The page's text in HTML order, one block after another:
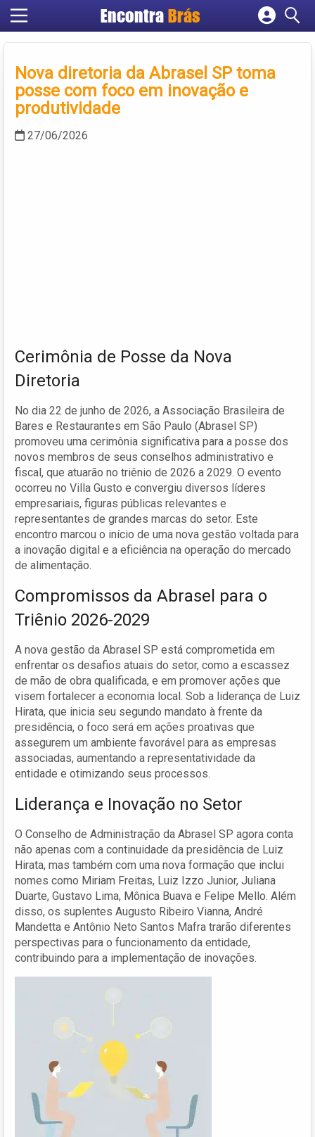
Encontra Brás
Cadastrar empresa
Criar conta
Nova diretoria da Abrasel SP toma
posse com foco em inovação e
produtividade
27/06/2026
Cerimônia de Posse da Nova
Diretoria
No dia 22 de junho de 2026, a Associação Brasileira de
Bares e Restaurantes em São Paulo (Abrasel SP)
promoveu uma cerimônia significativa para a posse dos
novos membros de seus conselhos administrativo e
fiscal, que atuarão no triênio de 2026 a 2029. O evento
ocorreu no Villa Gusto e convergiu diversos líderes
empresariais, figuras públicas relevantes e
representantes de grandes marcas do setor. Este
encontro marcou o início de uma nova gestão voltada para
a inovação digital e a eficiência na operação do mercado
de alimentação.
Compromissos da Abrasel para o
Triênio 2026-2029
A nova gestão da Abrasel SP está comprometida em
enfrentar os desafios atuais do setor, como a escassez
de mão de obra qualificada, e em promover ações que
visem fortalecer a economia local. Sob a liderança de Luiz
Hirata, que inicia seu segundo mandato à frente da
presidência, o foco será em ações proativas que
assegurem um ambiente favorável para as empresas
associadas, aumentando a representatividade da
entidade e otimizando seus processos.
Liderança e Inovação no Setor
O Conselho de Administração da Abrasel SP agora conta
não apenas com a continuidade da presidência de Luiz
Hirata, mas também com uma nova formação que inclui
nomes como Miriam Freitas, Luiz Izzo Junior, Juliana
Duarte, Gustavo Lima, Mônica Buava e Felipe Mello. Além
disso, os suplentes Augusto Ribeiro Vianna, André
Mandetta e Antônio Neto Santos Mafra trarão diferentes
perspectivas para o funcionamento da entidade,
contribuindo para a implementação de inovações.